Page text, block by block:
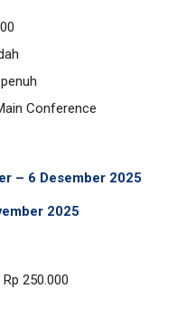
Conference
– 6 Desember 2025
2025
250.000